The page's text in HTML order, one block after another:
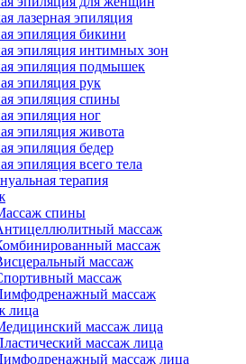
лазерная эпиляция
эпиляция бикини
эпиляция интимных зон
эпиляция подмышек
эпиляция рук
эпиляция спины
эпиляция ног
эпиляция живота
эпиляция бедер
эпиляция всего тела
терапия
спины
массаж
массаж
массаж
массаж
массаж
лица
массаж лица
массаж лица
массаж лица